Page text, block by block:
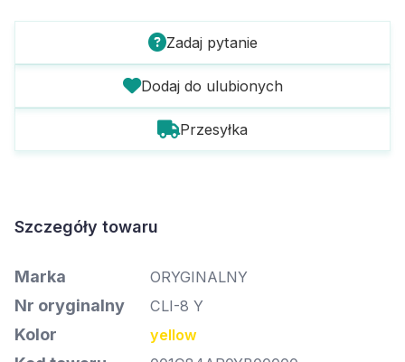
Zadaj pytanie
Dodaj do ulubionych
Przesyłka
Szczegóły towaru
Marka ORYGINALNY
Nr oryginalny CLI-8 Y
Kolor yellow